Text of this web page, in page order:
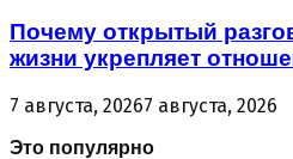
Почему открытый
жизни укрепляет
7 августа, 20267 августа, 2026
Это популярно